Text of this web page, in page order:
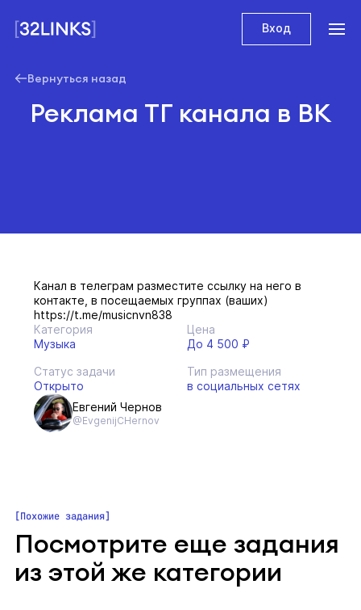
Вход
Вернуться назад
Реклама ТГ канала в ВК
Канал в телеграм разместите ссылку на него в
контакте, в посещаемых группах (ваших)
https://t.me/musicnvn838
Категория
Музыка
Цена
До 4 500 ₽
Статус задачи
Открыто
Тип размещения
в социальных сетях
Евгений Чернов
@EvgenijCHernov
Похожие задания
Посмотрите еще задания
из этой же категории